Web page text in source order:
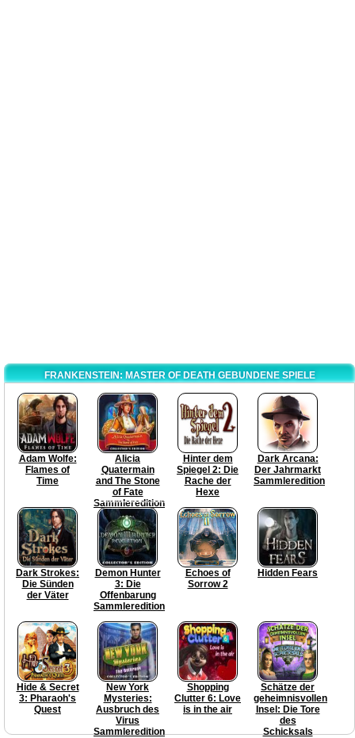
FRANKENSTEIN: MASTER OF DEATH GEBUNDENE SPIELE
Adam Wolfe:
Flames of
Time
Alicia
Quatermain
and The Stone
of Fate
Sammleredition
Hinter dem
Spiegel 2: Die
Rache der
Hexe
Dark Arcana:
Der Jahrmarkt
Sammleredition
Dark Strokes:
Die Sünden
der Väter
Demon Hunter
3: Die
Offenbarung
Sammleredition
Echoes of
Sorrow 2
Hidden Fears
Hide & Secret
3: Pharaoh's
Quest
New York
Mysteries:
Ausbruch des
Virus
Sammleredition
Shopping
Clutter 6: Love
is in the air
Schätze der
geheimnisvollen
Insel: Die Tore
des
Schicksals